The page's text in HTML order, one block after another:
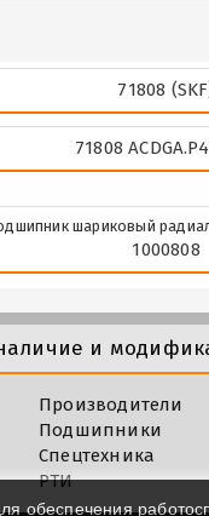
71808
71808
шариковый
1000808
и
Производители
Подшипники
Спецтехника
РТИ
обеспечения